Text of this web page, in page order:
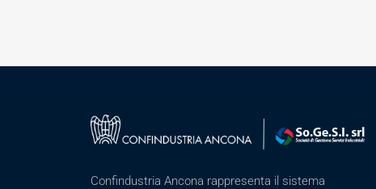
Confindustria Ancona rappresenta il sistema